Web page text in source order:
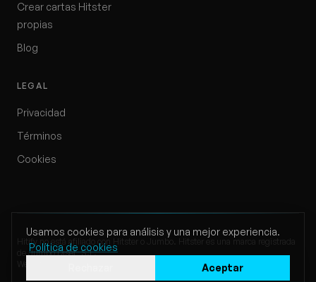
Crear cartas Hitster
propias
Blog
LEGAL
Privacidad
Términos
Cookies
Hitify no está afiliado con Hitster o Jumbo. Hitster es una marca registrada
de Jumbo Diset, S.L.
Website by Klappe Development
Usamos cookies para análisis y una mejor experiencia.
Política de cookies
Aceptar